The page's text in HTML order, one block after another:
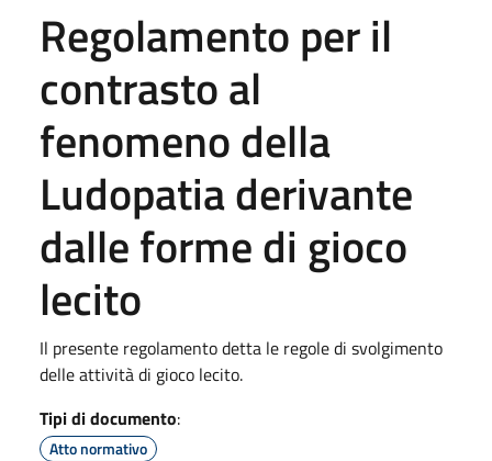
Regolamento per il
contrasto al
fenomeno della
Ludopatia derivante
dalle forme di gioco
lecito
Il presente regolamento detta le regole di svolgimento
delle attività di gioco lecito.
Tipi di documento:
Atto normativo